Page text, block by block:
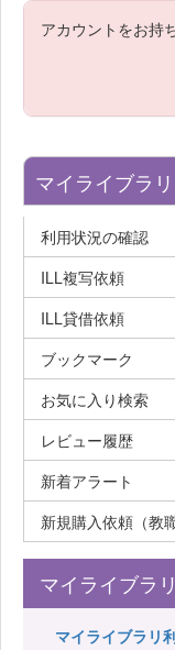
アカウントをお持
マイライブラリ
利用状況の確認
ILL複写依頼
ILL貸借依頼
ブックマーク
お気に入り検索
レビュー履歴
新着アラート
新規購入依頼（教
マイライブラ
マイライブラリ